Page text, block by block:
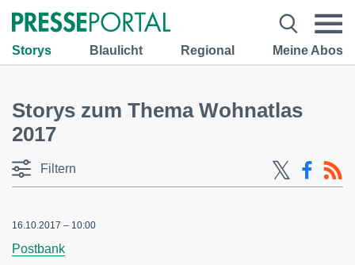
Storys Blaulicht Regional Meine Abos
Storys zum Thema Wohnatlas
2017
Filtern
16.10.2017 – 10:00
Postbank